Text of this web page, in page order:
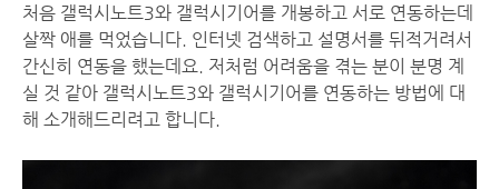
처음 갤럭시노트3와 갤럭시기어를 개봉하고 서로 연동하는데
살짝 애를 먹었습니다. 인터넷 검색하고 설명서를 뒤적거려서
간신히 연동을 했는데요. 저처럼 어려움을 겪는 분이 분명 계
실 것 같아 갤럭시노트3와 갤럭시기어를 연동하는 방법에 대
해 소개해드리려고 합니다.